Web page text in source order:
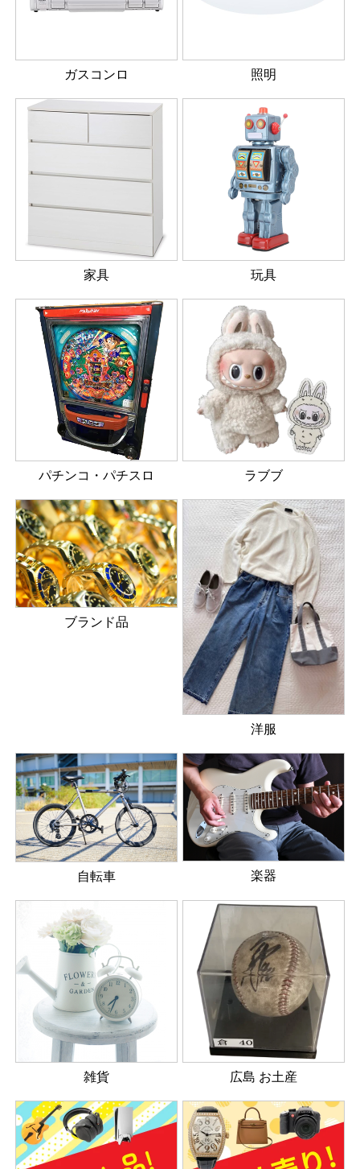
ガスコンロ 照明
家具 玩具
パチンコ・パチスロ ラブブ
ブランド品
洋服
自転車 楽器
雑貨 広島 お土産